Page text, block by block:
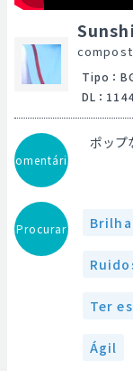
Tipo ：
DL ：
Comentário
ポップ
Procurar
Ter
Ágil